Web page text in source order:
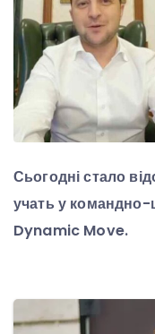
Сьогодні стало
учать у
Dynamic Move.